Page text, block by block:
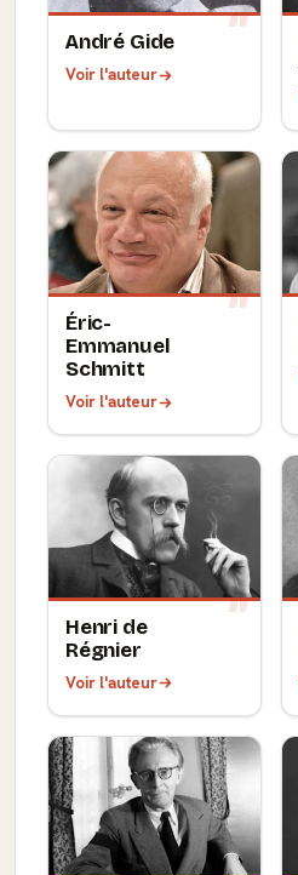
André Gide
Voir l'auteur
Éric-
Emmanuel
Schmitt
Voir l'auteur
Henri de
Régnier
Voir l'auteur